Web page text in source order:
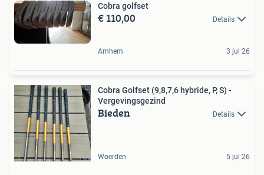
Cobra golfset
€ 110,00 Details
Arnhem 3 jul 26
Cobra Golfset (9,8,7,6 hybride, P, S) -
Vergevingsgezind
Bieden Details
Woerden 5 jul 26